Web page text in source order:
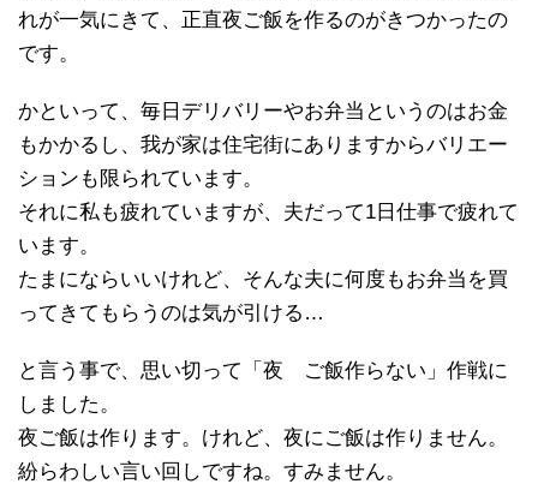
れが一気にきて、正直夜ご飯を作るのがきつかったの
です。
かといって、毎日デリバリーやお弁当というのはお金
もかかるし、我が家は住宅街にありますからバリエー
ションも限られています。
それに私も疲れていますが、夫だって1日仕事で疲れて
います。
たまにならいいけれど、そんな夫に何度もお弁当を買
ってきてもらうのは気が引ける…
と言う事で、思い切って「夜 ご飯作らない」作戦に
しました。
夜ご飯は作ります。けれど、夜にご飯は作りません。
紛らわしい言い回しですね。すみません。